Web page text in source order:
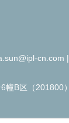
cn.com |
幢B区（201800）